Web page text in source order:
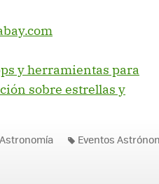
y herramientas para
sobre estrellas y
Astronomía Eventos